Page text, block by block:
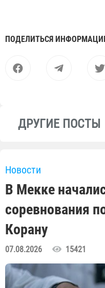
ПОДЕЛИТЬСЯ
ДРУГИЕ ПОСТЫ
Новости
В Мекке
соревнования
Корану
07.08.2026 15421